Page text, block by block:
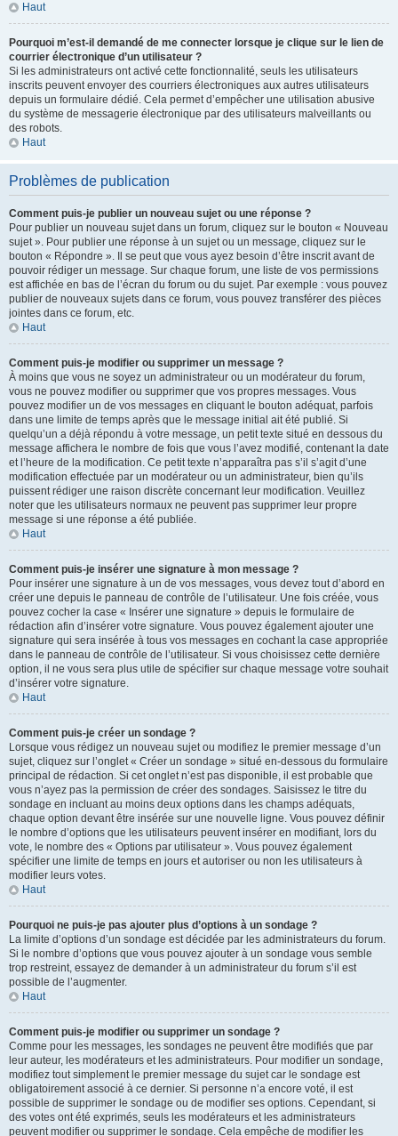
Haut
Pourquoi m’est-il demandé de me connecter lorsque je clique sur le lien de
courrier électronique d’un utilisateur ?
Si les administrateurs ont activé cette fonctionnalité, seuls les utilisateurs
inscrits peuvent envoyer des courriers électroniques aux autres utilisateurs
depuis un formulaire dédié. Cela permet d’empêcher une utilisation abusive
du système de messagerie électronique par des utilisateurs malveillants ou
des robots.
Haut
Problèmes de publication
Comment puis-je publier un nouveau sujet ou une réponse ?
Pour publier un nouveau sujet dans un forum, cliquez sur le bouton « Nouveau
sujet ». Pour publier une réponse à un sujet ou un message, cliquez sur le
bouton « Répondre ». Il se peut que vous ayez besoin d’être inscrit avant de
pouvoir rédiger un message. Sur chaque forum, une liste de vos permissions
est affichée en bas de l’écran du forum ou du sujet. Par exemple : vous pouvez
publier de nouveaux sujets dans ce forum, vous pouvez transférer des pièces
jointes dans ce forum, etc.
Haut
Comment puis-je modifier ou supprimer un message ?
À moins que vous ne soyez un administrateur ou un modérateur du forum,
vous ne pouvez modifier ou supprimer que vos propres messages. Vous
pouvez modifier un de vos messages en cliquant le bouton adéquat, parfois
dans une limite de temps après que le message initial ait été publié. Si
quelqu’un a déjà répondu à votre message, un petit texte situé en dessous du
message affichera le nombre de fois que vous l’avez modifié, contenant la date
et l’heure de la modification. Ce petit texte n’apparaîtra pas s’il s’agit d’une
modification effectuée par un modérateur ou un administrateur, bien qu’ils
puissent rédiger une raison discrète concernant leur modification. Veuillez
noter que les utilisateurs normaux ne peuvent pas supprimer leur propre
message si une réponse a été publiée.
Haut
Comment puis-je insérer une signature à mon message ?
Pour insérer une signature à un de vos messages, vous devez tout d’abord en
créer une depuis le panneau de contrôle de l’utilisateur. Une fois créée, vous
pouvez cocher la case « Insérer une signature » depuis le formulaire de
rédaction afin d’insérer votre signature. Vous pouvez également ajouter une
signature qui sera insérée à tous vos messages en cochant la case appropriée
dans le panneau de contrôle de l’utilisateur. Si vous choisissez cette dernière
option, il ne vous sera plus utile de spécifier sur chaque message votre souhait
d’insérer votre signature.
Haut
Comment puis-je créer un sondage ?
Lorsque vous rédigez un nouveau sujet ou modifiez le premier message d’un
sujet, cliquez sur l’onglet « Créer un sondage » situé en-dessous du formulaire
principal de rédaction. Si cet onglet n’est pas disponible, il est probable que
vous n’ayez pas la permission de créer des sondages. Saisissez le titre du
sondage en incluant au moins deux options dans les champs adéquats,
chaque option devant être insérée sur une nouvelle ligne. Vous pouvez définir
le nombre d’options que les utilisateurs peuvent insérer en modifiant, lors du
vote, le nombre des « Options par utilisateur ». Vous pouvez également
spécifier une limite de temps en jours et autoriser ou non les utilisateurs à
modifier leurs votes.
Haut
Pourquoi ne puis-je pas ajouter plus d’options à un sondage ?
La limite d’options d’un sondage est décidée par les administrateurs du forum.
Si le nombre d’options que vous pouvez ajouter à un sondage vous semble
trop restreint, essayez de demander à un administrateur du forum s’il est
possible de l’augmenter.
Haut
Comment puis-je modifier ou supprimer un sondage ?
Comme pour les messages, les sondages ne peuvent être modifiés que par
leur auteur, les modérateurs et les administrateurs. Pour modifier un sondage,
modifiez tout simplement le premier message du sujet car le sondage est
obligatoirement associé à ce dernier. Si personne n’a encore voté, il est
possible de supprimer le sondage ou de modifier ses options. Cependant, si
des votes ont été exprimés, seuls les modérateurs et les administrateurs
peuvent modifier ou supprimer le sondage. Cela empêche de modifier les